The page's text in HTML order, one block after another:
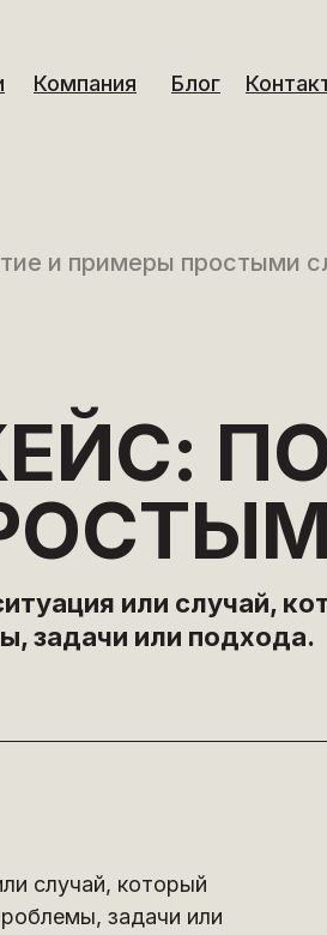
Компания Блог
и примеры простыми
или случай,
задачи или подхода.
случай, который
задачи или